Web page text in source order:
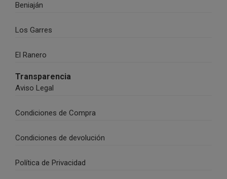
Beniaján
Los Garres
El Ranero
Transparencia
Aviso Legal
Condiciones de Compra
Condiciones de devolución
Política de Privacidad